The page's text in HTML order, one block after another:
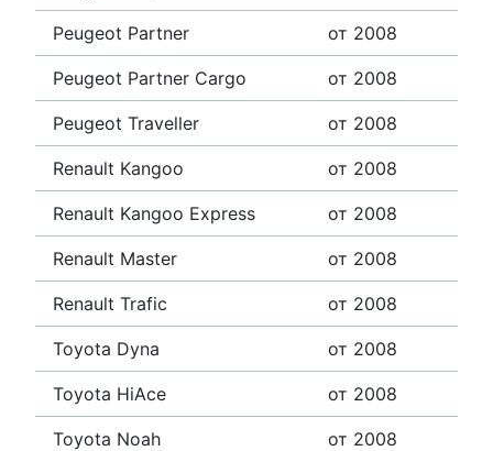
Peugeot Partner от 2008
Peugeot Partner Cargo от 2008
Peugeot Traveller от 2008
Renault Kangoo от 2008
Renault Kangoo Express от 2008
Renault Master от 2008
Renault Trafic от 2008
Toyota Dyna от 2008
Toyota HiAce от 2008
Toyota Noah от 2008